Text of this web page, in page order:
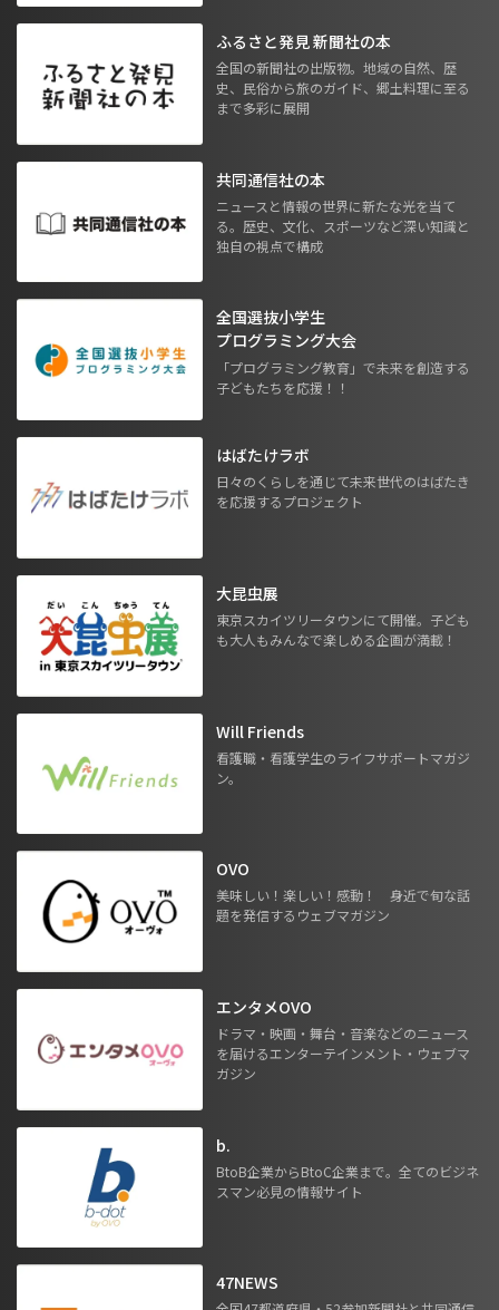
ふるさと発見 新聞社の本
全国の新聞社の出版物。地域の自然、歴
史、民俗から旅のガイド、郷土料理に至る
まで多彩に展開
共同通信社の本
ニュースと情報の世界に新たな光を当て
る。歴史、文化、スポーツなど深い知識と
独自の視点で構成
全国選抜小学生
プログラミング大会
「プログラミング教育」で未来を創造する
子どもたちを応援！！
はばたけラボ
日々のくらしを通じて未来世代のはばたき
を応援するプロジェクト
大昆虫展
東京スカイツリータウンにて開催。子ども
も大人もみんなで楽しめる企画が満載！
Will Friends
看護職・看護学生のライフサポートマガジ
ン。
OVO
美味しい！楽しい！感動！ 身近で旬な話
題を発信するウェブマガジン
エンタメOVO
ドラマ・映画・舞台・音楽などのニュース
を届けるエンターテインメント・ウェブマ
ガジン
b.
BtoB企業からBtoC企業まで。全てのビジネ
スマン必見の情報サイト
47NEWS